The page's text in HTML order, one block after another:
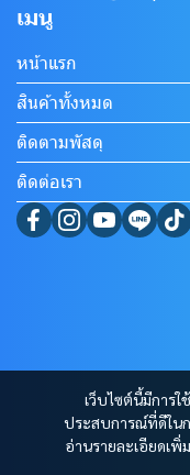
เว็บไซต์นี้มีการ
ประสบการณ์ที่ดีในก
อ่านรายละเอียดเพิ่
เมนู
หน้าแรก
สินค้าทั้งหมด
ติดตามพัสดุ
ติดต่อเรา